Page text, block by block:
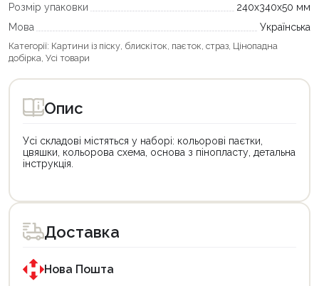
Розмір упаковки
240х340х50 мм
Мова
Українська
Категорії: Картини із піску, блискіток, паєток, страз Цінопадна
добірка Усі товари
Опис
Усі складові містяться у наборі: кольорові паєтки,
цвяшки, кольорова схема, основа з пінопласту, детальна
інструкція.
Доставка
Нова Пошта